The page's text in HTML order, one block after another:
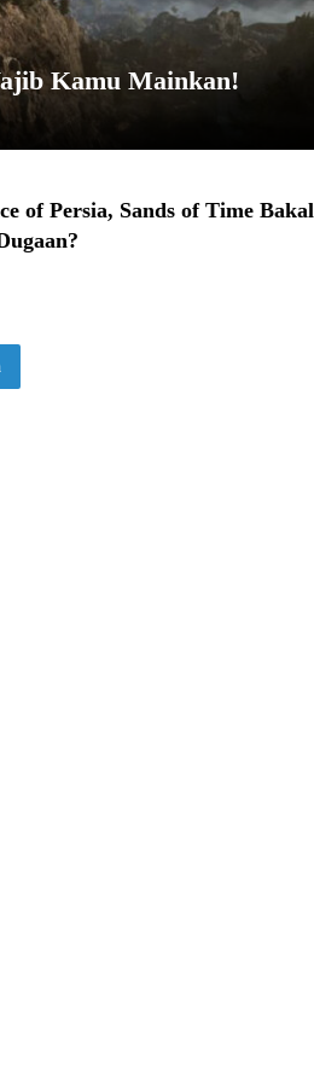
Kamu Mainkan!
of Persia, Sands of Time Bakal